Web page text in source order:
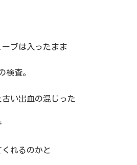
ブは入ったまま
検査。
い出血の混じった
れるのかと